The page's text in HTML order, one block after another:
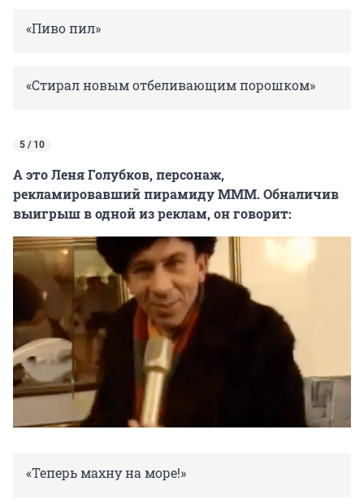
«Пиво пил»
«Стирал новым отбеливающим порошком»
5 / 10
А это Леня Голубков, персонаж,
рекламировавший пирамиду МММ. Обналичив
выигрыш в одной из реклам, он говорит:
«Теперь махну на море!»